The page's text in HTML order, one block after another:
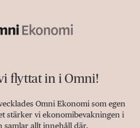
flyttat in i Omni!
Omni Ekonomi som egen
stärker vi ekonomibevakningen i
samlar allt innehåll där.